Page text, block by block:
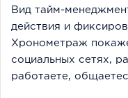
Вид тайм-
действия и
Хронометраж
социальных сетях,
работаете,